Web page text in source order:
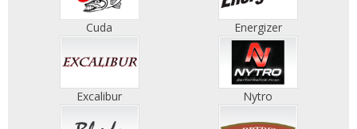
Cuda Energizer
Excalibur Nytro